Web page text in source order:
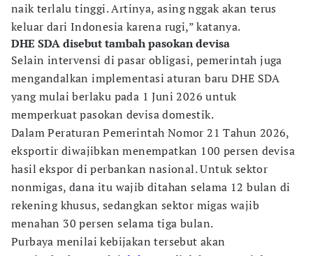
naik terlalu tinggi. Artinya, asing nggak akan terus
keluar dari Indonesia karena rugi,” katanya.
DHE SDA disebut tambah pasokan devisa
Selain intervensi di pasar obligasi, pemerintah juga
mengandalkan implementasi aturan baru DHE SDA
yang mulai berlaku pada 1 Juni 2026 untuk
memperkuat pasokan devisa domestik.
Dalam Peraturan Pemerintah Nomor 21 Tahun 2026,
eksportir diwajibkan menempatkan 100 persen devisa
hasil ekspor di perbankan nasional. Untuk sektor
nonmigas, dana itu wajib ditahan selama 12 bulan di
rekening khusus, sedangkan sektor migas wajib
menahan 30 persen selama tiga bulan.
Purbaya menilai kebijakan tersebut akan